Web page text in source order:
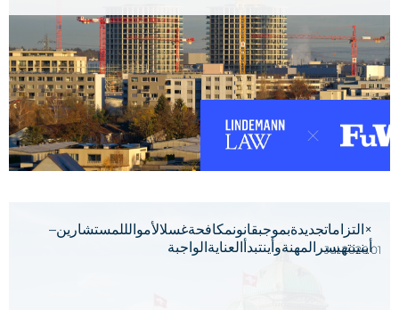
×التزاماتجديدةبموجبقانونمكافحةغسلالأموالللمستشارين–
أينينتهيسرالمهنةوأينتبدأالعنايةالواجبة01 Jul 2026